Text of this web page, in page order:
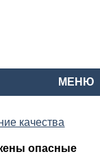
МЕНЮ
качества
опасные